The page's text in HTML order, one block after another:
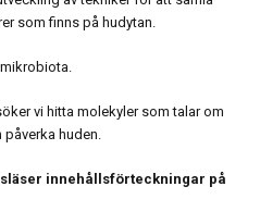
som finns på hudytan.
vi hitta molekyler som talar om
huden.
innehållsförteckningar på